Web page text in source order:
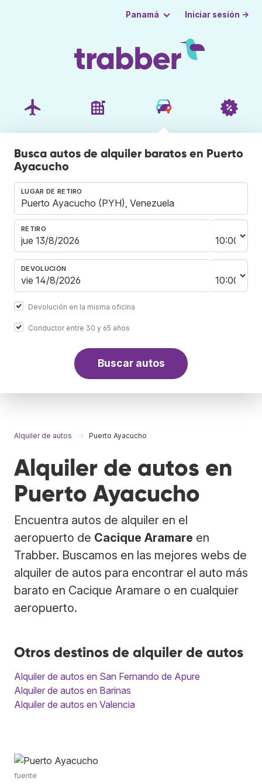
Panamá Iniciar sesión →
Busca autos de alquiler baratos en Puerto
Ayacucho
LUGAR DE RETIRO
RETIRO
DEVOLUCIÓN
Devolución en la misma oficina
Conductor entre 30 y 65 años
Buscar autos
Alquiler de autos Puerto Ayacucho
Alquiler de autos en
Puerto Ayacucho
Encuentra autos de alquiler en el
aeropuerto de Cacique Aramare en
Trabber. Buscamos en las mejores webs de
alquiler de autos para encontrar el auto más
barato en Cacique Aramare o en cualquier
aeropuerto.
Otros destinos de alquiler de autos
Alquiler de autos en San Fernando de Apure
Alquiler de autos en Barinas
Alquiler de autos en Valencia
fuente